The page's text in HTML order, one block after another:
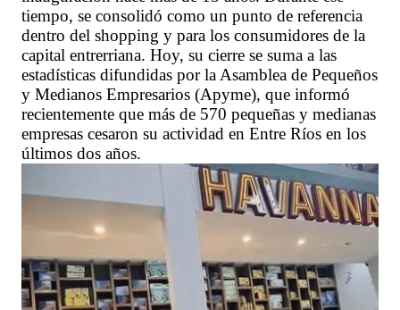
tiempo, se consolidó como un punto de referencia
dentro del shopping y para los consumidores de la
capital entrerriana. Hoy, su cierre se suma a las
estadísticas difundidas por la Asamblea de Pequeños
y Medianos Empresarios (Apyme), que informó
recientemente que más de 570 pequeñas y medianas
empresas cesaron su actividad en Entre Ríos en los
últimos dos años.